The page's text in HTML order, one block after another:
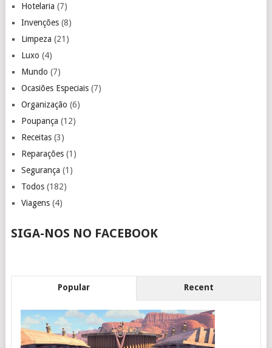
Hotelaria (7)
Invenções(8)
Limpeza (21)
Luxo (4)
Mundo (7)
Ocasiões Especiais(7)
Organização (6)
Poupança (12)
Receitas(3)
Reparações(1)
Segurança (1)
Todos(182)
Viagens(4)
SIGA-NOS NO FACEBOOK
Popular Recent